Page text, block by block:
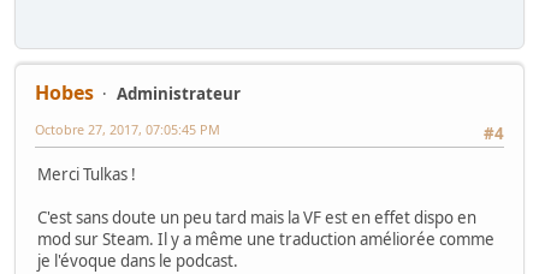
Hobes
Administrateur
#4
Octobre 27, 2017, 07:05:45 PM
Merci Tulkas !
C'est sans doute un peu tard mais la VF est en effet dispo en
mod sur Steam. Il y a même une traduction améliorée comme
je l'évoque dans le podcast.